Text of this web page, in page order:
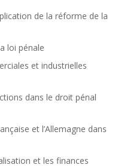
de la réforme de la
loi pénale
et industrielles
dans le droit pénal
et l’Allemagne dans
et les finances